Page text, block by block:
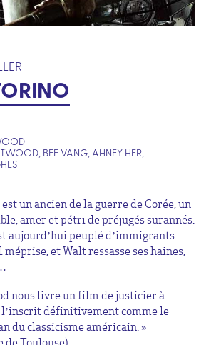
BEE VANG, AHNEY HER,
un ancien de la guerre de Corée, un
amer et pétri de préjugés surannés.
aujourd’hui peuplé d’immigrants
méprise, et Walt ressasse ses haines,
nous livre un film de justicier à
l’inscrit définitivement comme le
du classicisme américain. »